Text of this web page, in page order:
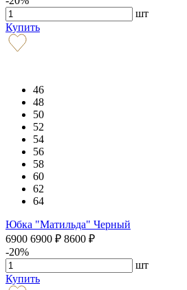
шт
Купить
46
48
50
52
54
56
58
60
62
64
Юбка "Матильда" Черный
6900 6900 ₽ 8600 ₽
-20%
шт
Купить